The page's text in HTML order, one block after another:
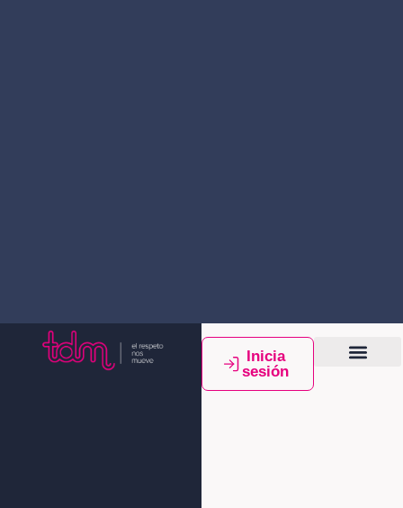
Inicia
sesión